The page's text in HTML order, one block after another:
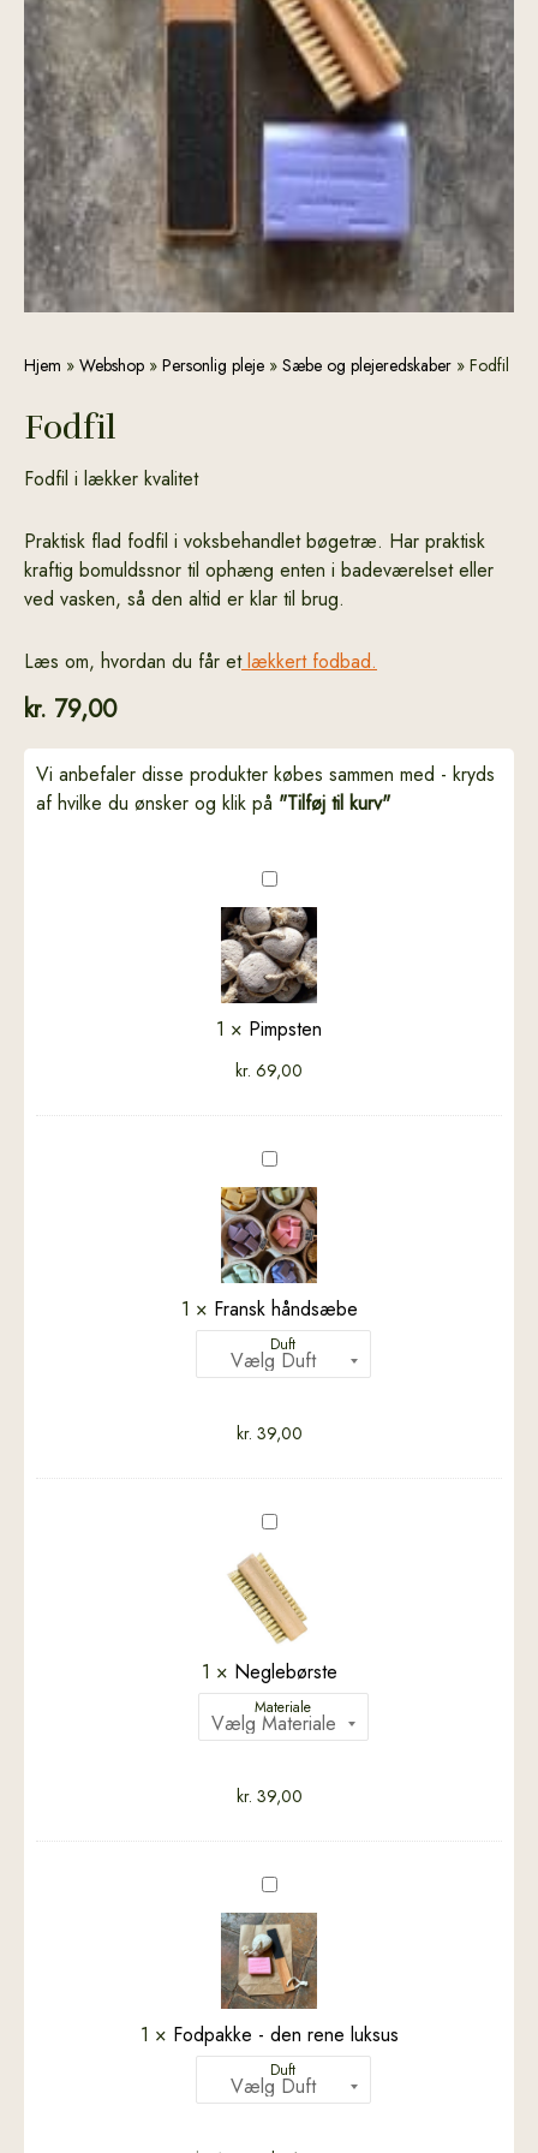
Hjem » Webshop » Personlig pleje » Sæbe og plejeredskaber » Fodfil
Fodfil
Fodfil i lækker kvalitet
Praktisk flad fodfil i voksbehandlet bøgetræ. Har praktisk
kraftig bomuldssnor til ophæng enten i badeværelset eller
ved vasken, så den altid er klar til brug.
Læs om, hvordan du får etlækkert fodbad.
kr. 79,00
Vi anbefaler disse produkter købes sammen med - kryds
af hvilke du ønsker og klik på "Tilføj til kurv"
Pimpsten
1 × Pimpsten
kr. 69,00
Fransk
håndsæbe
1 × Fransk håndsæbe
Duft
kr. 39,00
Neglebørste
1 × Neglebørste
Materiale
kr. 39,00
Fodpakke
-
den
rene
luksus
1 × Fodpakke - den rene luksus
Duft
Den
Den
Fodfil